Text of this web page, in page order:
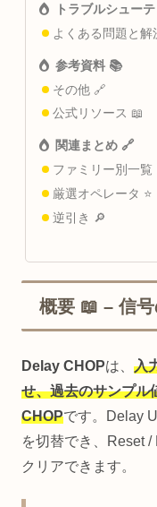
トラブルシュー
よくある問題と解
参考資料 📚
その他 🔗
公式リソース 📖
関連まとめ 🔗
ファミリー別一覧
厳選オペレータ ⭐
逆引き 🔎
概要 📖 – 信
Delay CHOPは、 入
せ、過去のサンプル
CHOPです。Delay
を切替でき、Reset
クリアできます。